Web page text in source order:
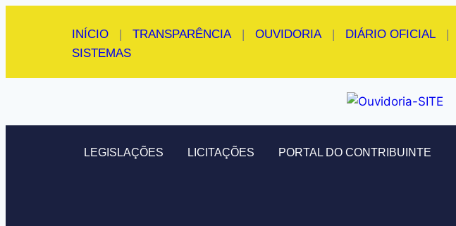
INÍCIO | TRANSPARÊNCIA| OUVIDORIA| DIÁRIO OFICIAL |
SISTEMAS
LEGISLAÇÕES LICITAÇÕES PORTAL DO CONTRIBUINTE